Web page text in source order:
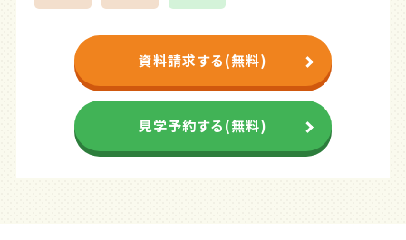
資料請求する(無料)
見学予約する(無料)